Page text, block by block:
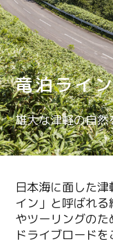
竜泊ライ
雄大な津軽の自然
日本海に面した
イン」と呼ばれ
やツーリングの
ドライブロードを